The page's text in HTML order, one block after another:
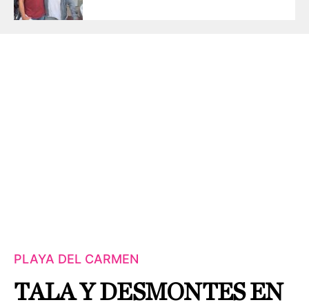
PLAYA DEL CARMEN
TALA Y DESMONTES EN